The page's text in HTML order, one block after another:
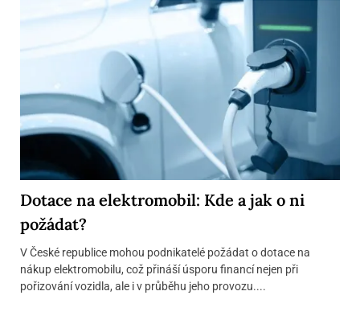
Dotace na elektromobil: Kde a jak o ni
požádat?
V České republice mohou podnikatelé požádat o dotace na
nákup elektromobilu, což přináší úsporu financí nejen při
pořizování vozidla, ale i v průběhu jeho provozu....